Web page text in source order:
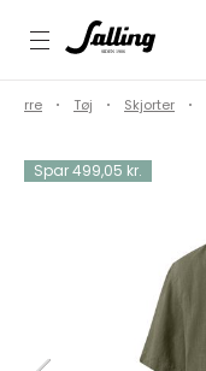
Herre Tøj Skjorter
Spar 499,05 kr.